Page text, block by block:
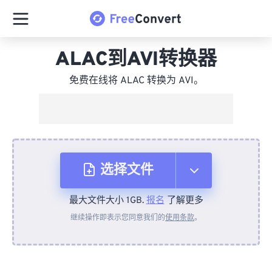
ALAC到AVI转换器
免费在线将 ALAC 转换为 AVI。
选择文件
从设备
最大文件大小 1GB.报名了解更多
继续操作即表示您同意我们的使用条款。